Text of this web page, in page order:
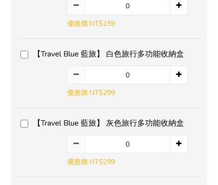
優惠價 NT$159
【Travel Blue 藍旅】 白色旅行多功能收納盒
優惠價 NT$299
【Travel Blue 藍旅】 灰色旅行多功能收納盒
優惠價 NT$299